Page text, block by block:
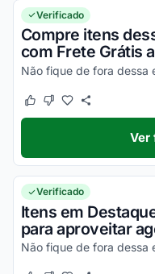
Verificado
Compre itens
com Frete Grátis
Este cupom funcionou
Este cupom não
Ver
Verificado
Itens em
para aproveitar